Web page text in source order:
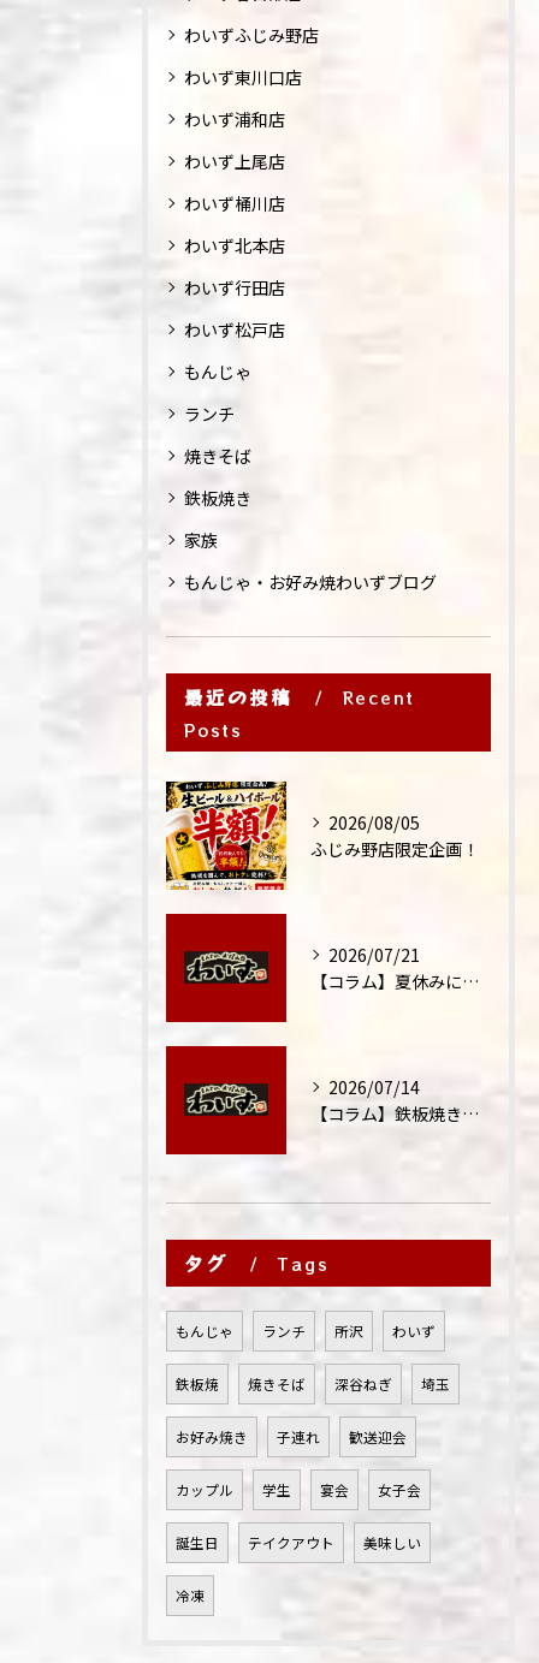
わいずふじみ野店
わいず東川口店
わいず浦和店
わいず上尾店
わいず桶川店
わいず北本店
わいず行田店
わいず松戸店
もんじゃ
ランチ
焼きそば
鉄板焼き
家族
もんじゃ・お好み焼わいずブログ
最近の投稿
Recent
Posts
2026/08/05
ふじみ野店限定企画！
2026/07/21
【コラム】夏休みに家族外食が増える理由
2026/07/14
【コラム】鉄板焼きが"コミュニケーション飯"と呼ばれる理由
タグ Tags
もんじゃ ランチ 所沢 わいず
鉄板焼 焼きそば 深谷ねぎ 埼玉
お好み焼き 子連れ 歓送迎会
カップル 学生 宴会 女子会
誕生日 テイクアウト 美味しい
冷凍